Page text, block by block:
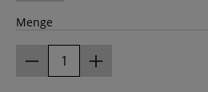
Menge